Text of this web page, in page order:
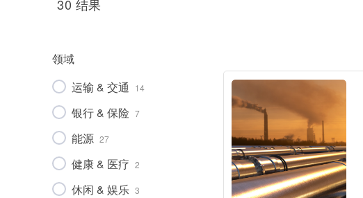
领域
健康 & 医疗
运动 & 健身
市政设施
30 结果
领域
运输 & 交通
14
银行 & 保险 7
能源 27
健康 & 医疗 2
休闲 & 娱乐 3